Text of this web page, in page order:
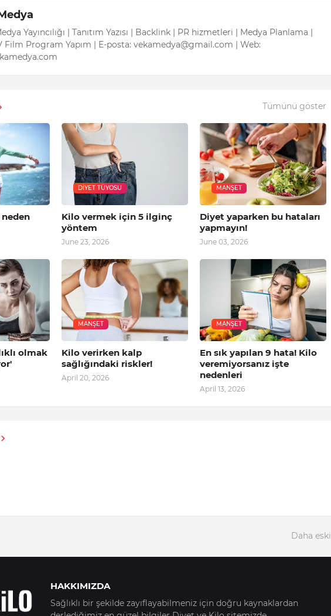
Yayıncılığı | Tanıtım Yazısı | Backlink | PR hizmetleri | Medya Planlama |
Film Program Yapım | E-posta: vekamedya@gmail.com | Web:
Tümünü göster
neden
DIYET TÜYOSU
Kilo vermek için 5 ilginç
yöntem
June 23, 2026
MANŞET
Diyet yaparken bu hataları
yapmayın!
June 03, 2026
olmak
MANŞET
Kilo verirken kalp
sağlığındaki riskler!
April 20, 2026
MANŞET
En sık yapılan 9 hata! Kilo
veremiyorsanız işte
nedenleri
April 13, 2026
Daha eski
HAKKIMIZDA
Sağlıklı bir şekilde zayıflayabilmeniz için doğru kaynaklardan